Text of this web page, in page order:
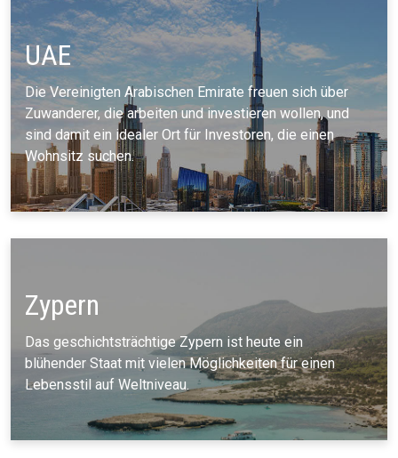
UAE
Die Vereinigten Arabischen Emirate freuen sich über
Zuwanderer, die arbeiten und investieren wollen, und
sind damit ein idealer Ort für Investoren, die einen
Wohnsitz suchen.
Zypern
Das geschichtsträchtige Zypern ist heute ein
blühender Staat mit vielen Möglichkeiten für einen
Lebensstil auf Weltniveau.